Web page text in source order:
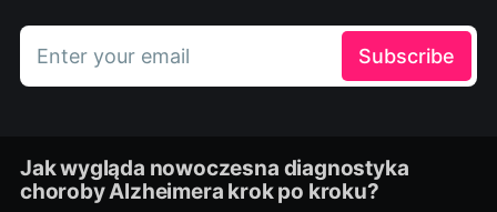
Enter your email Subscribe
Jak wygląda nowoczesna diagnostyka
choroby Alzheimera krok po kroku?